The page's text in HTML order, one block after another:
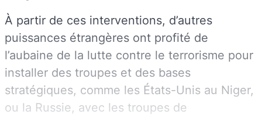
À partir de ces interventions, d’autres
puissances étrangères ont profité de
l’aubaine de la lutte contre le terrorisme pour
installer des troupes et des bases
stratégiques, comme les États-Unis au Niger,
ou la Russie, avec les troupes de